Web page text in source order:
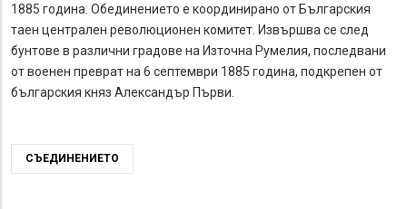
1885 година. Обединението е координирано от Българския
таен централен революционен комитет. Извършва се след
бунтове в различни градове на Източна Румелия, последвани
от военен преврат на 6 септември 1885 година, подкрепен от
българския княз Александър Първи.
СЪЕДИНЕНИЕТО